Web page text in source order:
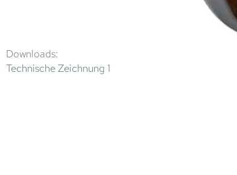
Downloads:
Technische Zeichnung 1